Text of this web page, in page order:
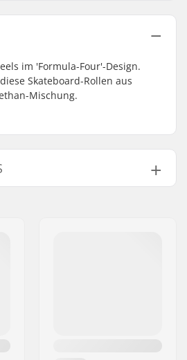
im 'Formula-Four'-Design.
Skateboard-Rollen aus
Mischung.